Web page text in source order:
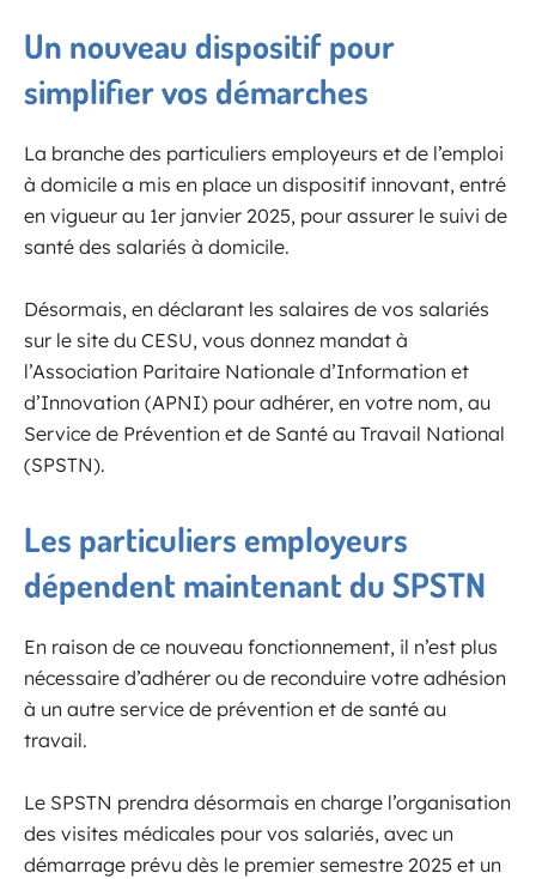
Un nouveau dispositif pour
simplifier vos démarches
La branche des particuliers employeurs et de l’emploi
à domicile a mis en place un dispositif innovant, entré
en vigueur au 1er janvier 2025, pour assurer le suivi de
santé des salariés à domicile.
Désormais, en déclarant les salaires de vos salariés
sur le site du CESU, vous donnez mandat à
l’Association Paritaire Nationale d’Information et
d’Innovation (APNI) pour adhérer, en votre nom, au
Service de Prévention et de Santé au Travail National
(SPSTN).
Les particuliers employeurs
dépendent maintenant du SPSTN
En raison de ce nouveau fonctionnement, il n’est plus
nécessaire d’adhérer ou de reconduire votre adhésion
à un autre service de prévention et de santé au
travail.
Le SPSTN prendra désormais en charge l’organisation
des visites médicales pour vos salariés, avec un
démarrage prévu dès le premier semestre 2025 et un